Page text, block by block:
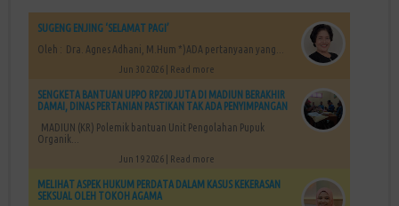
SUGENG ENJING ‘SELAMAT PAGI’
Oleh : Dra. Agnes Adhani, M.Hum *)ADA pertanyaan yang...
Jun 30 2026 | Read more
SENGKETA BANTUAN UPPO RP200 JUTA DI MADIUN BERAKHIR
DAMAI, DINAS PERTANIAN PASTIKAN TAK ADA PENYIMPANGAN
MADIUN (KR) Polemik bantuan Unit Pengolahan Pupuk
Organik...
Jun 19 2026 | Read more
MELIHAT ASPEK HUKUM PERDATA DALAM KASUS KEKERASAN
SEKSUAL OLEH TOKOH AGAMA